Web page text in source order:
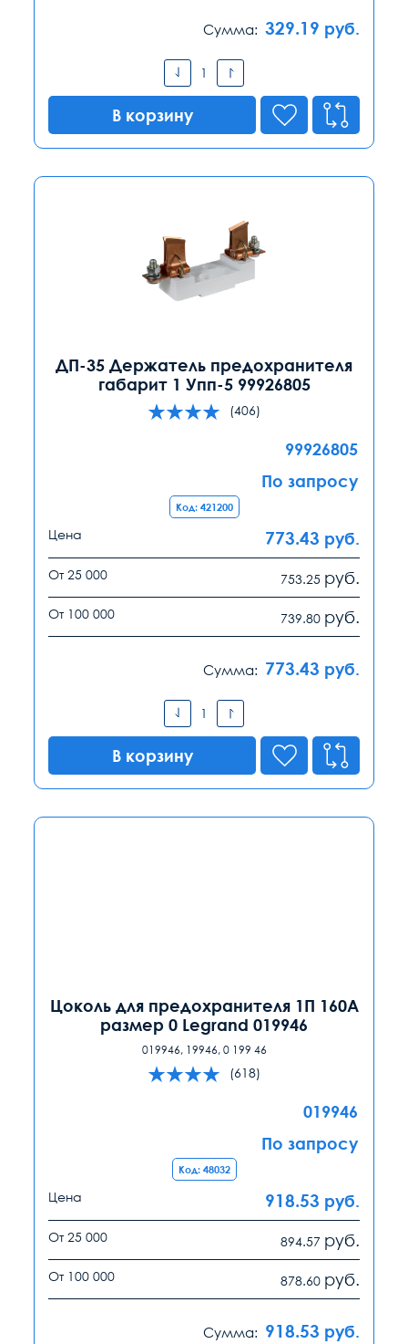
Сумма: 329.19 руб.
В корзину
ДП-35 Держатель предохранителя
габарит 1 Упп-5 99926805
(406)
99926805
По запросу
Код: 421200
Цена 773.43 руб.
От 25 000 753.25 руб.
От 100 000 739.80 руб.
Сумма: 773.43 руб.
В корзину
Цоколь для предохранителя 1П 160А
размер 0 Legrand 019946
019946, 19946, 0 199 46
(618)
019946
По запросу
Код: 48032
Цена 918.53 руб.
От 25 000 894.57 руб.
От 100 000 878.60 руб.
Сумма: 918.53 руб.